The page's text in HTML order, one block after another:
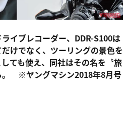
イブレコーダー、DDR-S100は
けでなく、ツーリングの景色を
ても使え、同社はその名を〝旅
。 ※ヤングマシン2018年8月号